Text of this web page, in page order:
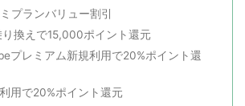
プランバリュー割引
り換えで15,000ポイント還元
プレミアム新規利用で20%ポイント還
用で20%ポイント還元